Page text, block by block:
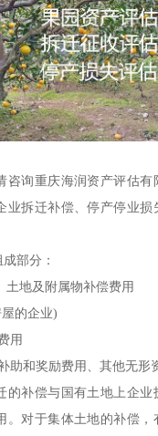
咨询重庆海润资产评估有
业拆迁补偿、停产停业
部分：
土地及附属物补偿费用
的企业)
用
助和奖励费用、其他无形
的补偿与国有土地上企业
。对于集体土地的补偿，